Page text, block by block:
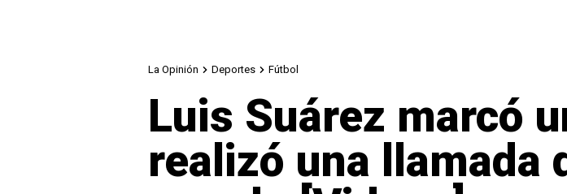
La Opinión Deportes Fútbol
Luis Suárez marcó
realizó una llamada